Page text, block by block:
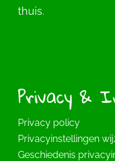
thuis.
Privacy &
Privacy policy
Privacyinstellingen
Geschiedenis